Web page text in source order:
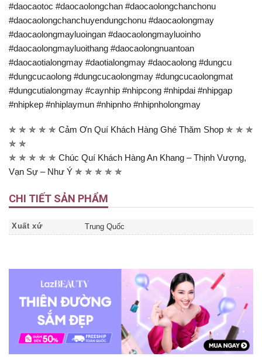
#daocaotoc #daocaolongchan #daocaolongchanchonu
#daocaolongchanchuyendungchonu #daocaolongmay
#daocaolongmayluoingan #daocaolongmayluoinho
#daocaolongmayluoithang #daocaolongnuantoan
#daocaotialongmay #daotialongmay #daocaolong #dungcu
#dungcucaolong #dungcucaolongmay #dungcucaolongmat
#dungcutialongmay #caynhip #nhipcong #nhipdai #nhipgap
#nhipkep #nhiplaymun #nhipnho #nhipnholongmay
✯ ✯ ✯ ✯ ✯ Cảm Ơn Quí Khách Hàng Ghé Thăm Shop ✯ ✯ ✯
✯ ✯
✯ ✯ ✯ ✯ ✯ Chúc Quí Khách Hàng An Khang – Thịnh Vượng,
Vạn Sự – Như Ý ✯ ✯ ✯ ✯ ✯
CHI TIẾT SẢN PHẨM
Xuất xứ Trung Quốc